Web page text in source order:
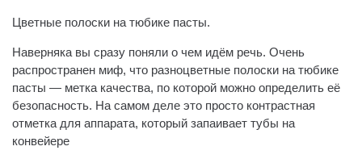
️Цветные полоски на тюбике пасты.
Наверняка вы сразу поняли о чем идём речь. Очень
распространен миф, что разноцветные полоски на тюбике
пасты — метка качества, по которой можно определить её
безопасность. На самом деле это просто контрастная
отметка для аппарата, который запаивает тубы на
конвейере